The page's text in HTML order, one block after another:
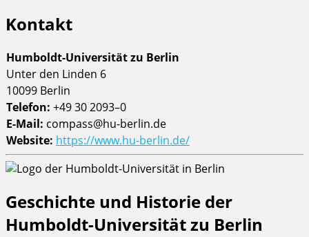
Kontakt
Humboldt-Universität zu Berlin
Unter den Linden 6
10099 Berlin
Telefon: +49 30 2093–0
E-Mail: compass@hu-berlin.de
Website: https://www.hu-berlin.de/
Geschichte und Historie der
Humboldt-Universität zu Berlin